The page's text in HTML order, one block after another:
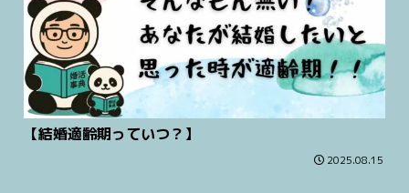
【結婚適齢期っていつ？】
2025.08.15